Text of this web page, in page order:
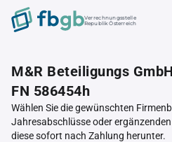
Verrechnungsstelle
Republik Österreich
M&R Beteiligungs
FN 586454h
Wählen Sie die gewünschten
Jahresabschlüsse oder
diese sofort nach Zahlung herunter.